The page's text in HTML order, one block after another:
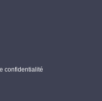
confidentialité